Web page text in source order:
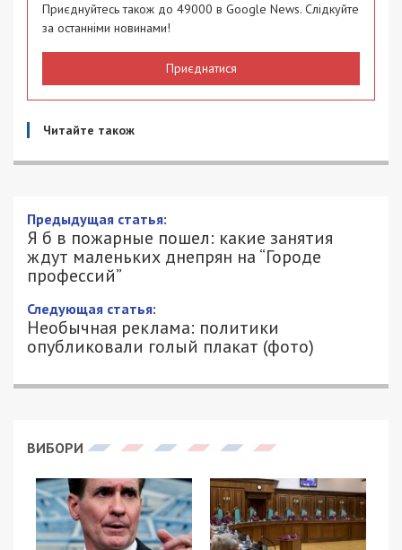
Приєднуйтесь також до 49000 в Google News. Слідкуйте
за останніми новинами!
Приєднатися
Читайте також
Предыдущая статья:
Я б в пожарные пошел: какие занятия
ждут маленьких днепрян на “Городе
профессий”
Следующая статья:
Необычная реклама: политики
опубликовали голый плакат (фото)
ВИБОРИ